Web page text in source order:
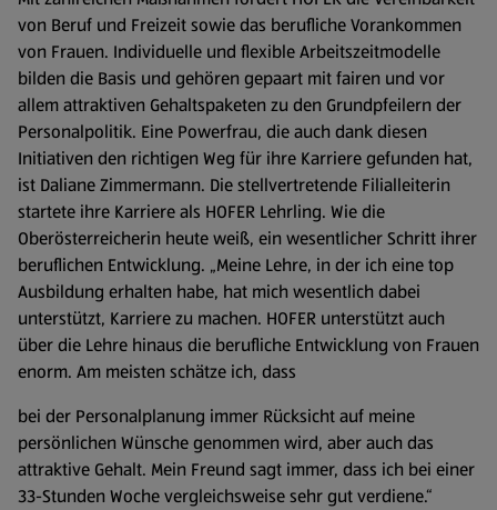
von Beruf und Freizeit sowie das berufliche Vorankommen
von Frauen. Individuelle und flexible Arbeitszeitmodelle
bilden die Basis und gehören gepaart mit fairen und vor
allem attraktiven Gehaltspaketen zu den Grundpfeilern der
Personalpolitik. Eine Powerfrau, die auch dank diesen
Initiativen den richtigen Weg für ihre Karriere gefunden hat,
ist Daliane Zimmermann. Die stellvertretende Filialleiterin
startete ihre Karriere als HOFER Lehrling. Wie die
Oberösterreicherin heute weiß, ein wesentlicher Schritt ihrer
beruflichen Entwicklung. „Meine Lehre, in der ich eine top
Ausbildung erhalten habe, hat mich wesentlich dabei
unterstützt, Karriere zu machen. HOFER unterstützt auch
über die Lehre hinaus die berufliche Entwicklung von Frauen
enorm. Am meisten schätze ich, dass
bei der Personalplanung immer Rücksicht auf meine
persönlichen Wünsche genommen wird, aber auch das
attraktive Gehalt. Mein Freund sagt immer, dass ich bei einer
33-Stunden Woche vergleichsweise sehr gut verdiene.“